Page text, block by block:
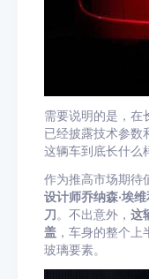
需要说明的是，在
已经披露技术参数
这辆车到底长什么
作为推高市场期待
设计师乔纳森·埃
刀。不出意外， 这
盖 ，车身的整个
玻璃要素。